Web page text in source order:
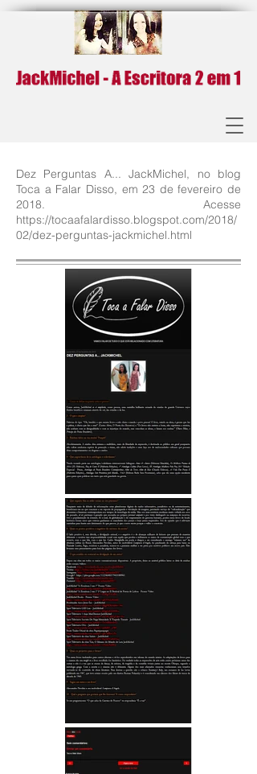
Dez Perguntas A... JackMichel, no blog
Toca a Falar Disso, em 23 de fevereiro de
2018. Acesse
https://tocaafalardisso.blogspot.com/2018/
02/dez-perguntas-jackmichel.html